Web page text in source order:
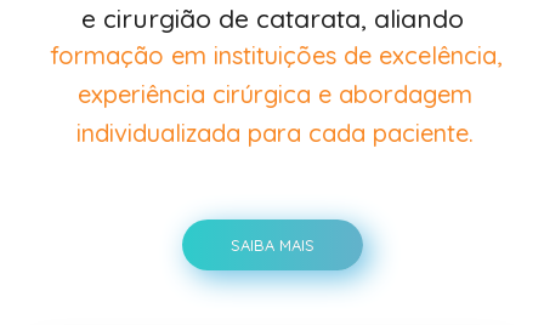
e cirurgião de catarata, aliando
formação em instituições de excelência,
experiência cirúrgica e abordagem
individualizada para cada paciente.
SAIBA MAIS